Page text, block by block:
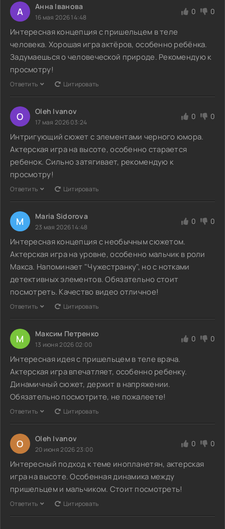
А Анна Іванова
16 мая 2026 14:48
0 0
Интересная концепция с пришельцем в теле
человека. Хорошая игра актёров, особенно ребёнка.
Задумаешься о человеческой природе. Рекомендую к
просмотру!
Ответить Цитировать
O Oleh Ivanov
17 мая 2026 03:24
0 0
Интригующий сюжет с элементами черного юмора.
Актерская игра на высоте, особенно старается
ребенок. Сильно затягивает, рекомендую к
просмотру!
Ответить Цитировать
M Maria Sidorova
23 мая 2026 14:48
0 0
Интересная концепция с необычным сюжетом.
Актерская игра на уровне, особенно мальчик в роли
Макса. Напоминает "Чужестранку", но с нотками
детективных элементов. Обязательно стоит
посмотреть. Качество видео отличное!
Ответить Цитировать
М Максим Петренко
13 июня 2026 02:00
0 0
Интересная идея с пришельцем в теле врача.
Актерская игра впечатляет, особенно ребенку.
Динамичный сюжет, держит в напряжении.
Обязательно посмотрите, не пожалеете!
Ответить Цитировать
O Oleh Ivanov
20 июня 2026 23:00
0 0
Интересный подход к теме инопланетян, актерская
игра на высоте. Особенная динамика между
пришельцем и мальчиком. Стоит посмотреть!
Ответить Цитировать